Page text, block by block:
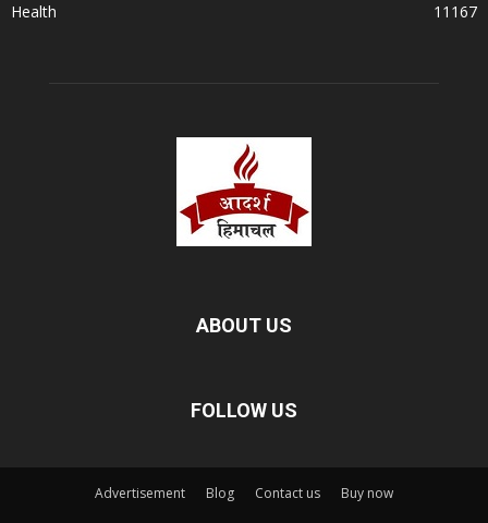
Health
11167
ABOUT US
FOLLOW US
Advertisement Blog Contact us
Buy now